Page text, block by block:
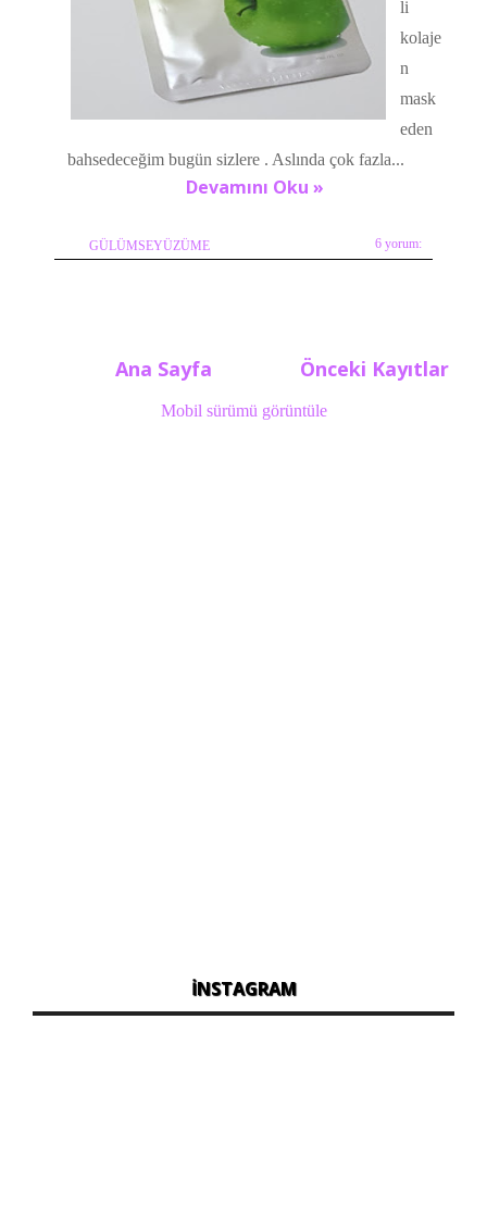
li
kolaje
n
mask
eden
bahsedeceğim bugün sizlere . Aslında çok fazla...
Devamını Oku »
GÜLÜMSEYÜZÜME 6 yorum:
Önceki Kayıtlar
Ana Sayfa
Mobil sürümü görüntüle
İNSTAGRAM